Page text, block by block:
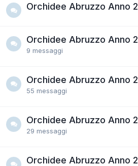
Orchidee Abruzzo Anno
Orchidee Abruzzo Anno
9 messaggi
Orchidee Abruzzo Anno
55 messaggi
Orchidee Abruzzo Anno
29 messaggi
Orchidee Abruzzo Anno